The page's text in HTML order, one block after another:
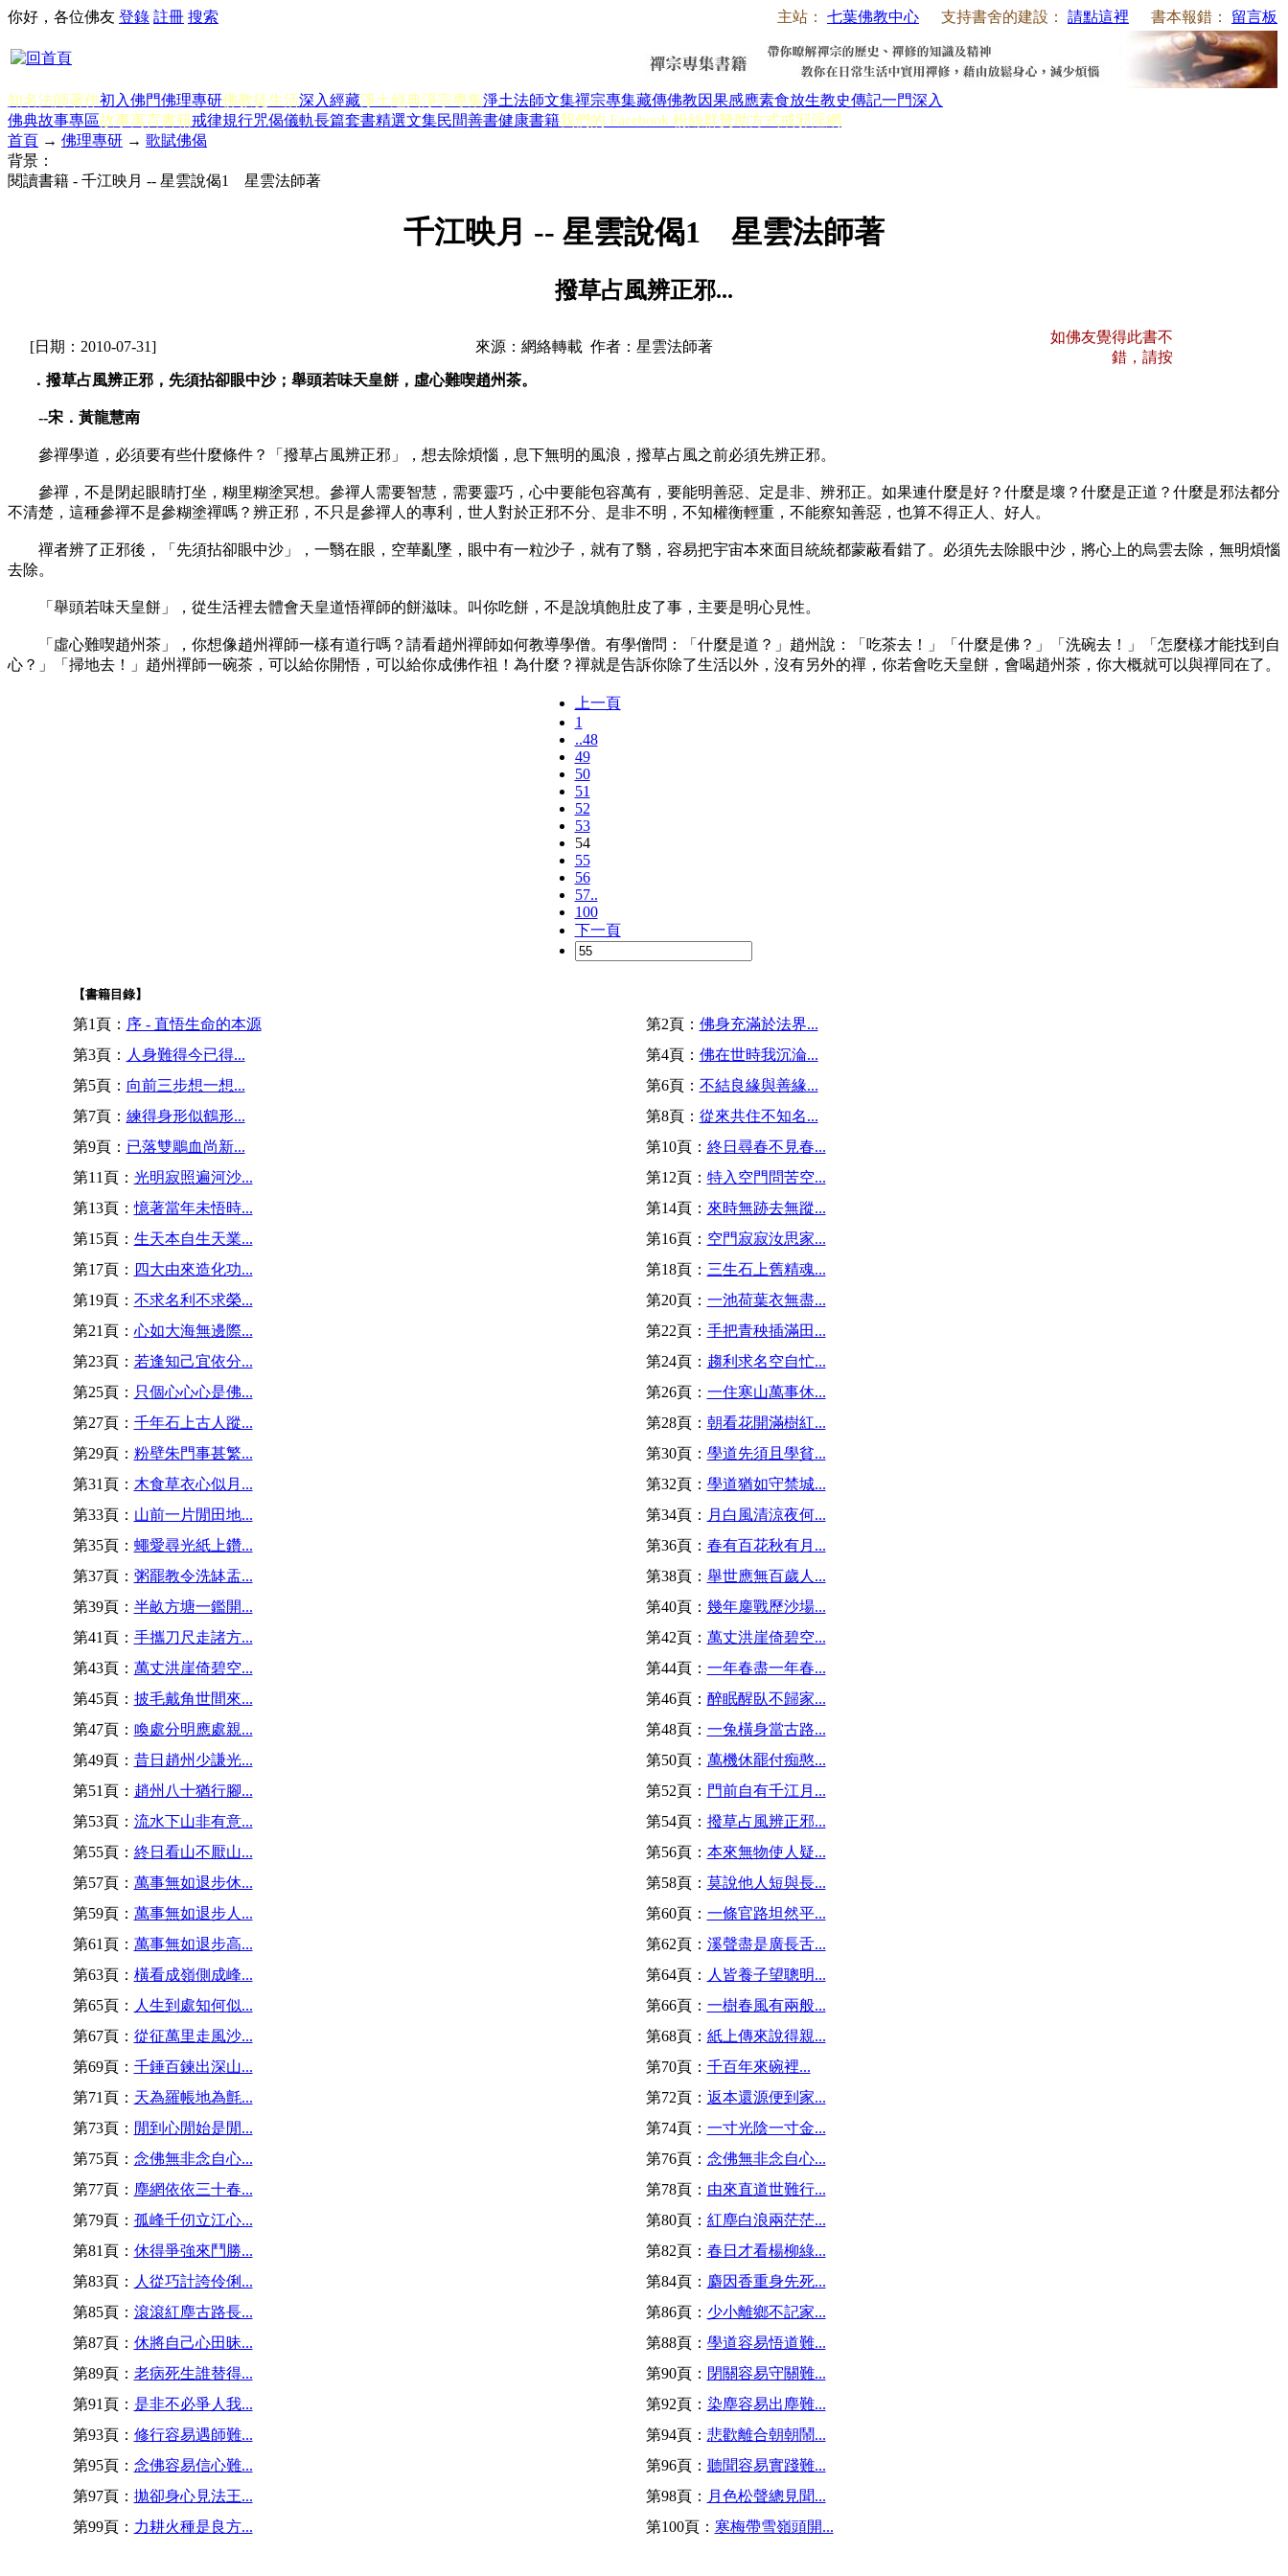
主站： 七葉佛教中心 支持書舍的建設： 請點這裡 書本報錯： 留言板
你好，各位佛友 登錄 註冊 搜索
知名法師著作初入佛門佛理專研佛教徒生活深入經藏淨土經典淨宗專集淨土法師文集禪宗專集藏傳佛教因果感應素食放生教史傳記一門深入
佛典故事專區故事寓言書籍戒律規行咒偈儀軌長篇套書精選文集民間善書健康書籍我們的 Facebook 粉絲群贊助方式戒邪淫網
首頁 → 佛理專研 → 歌賦佛偈
背景：
閱讀書籍 - 千江映月 -- 星雲說偈1 星雲法師著
千江映月 -- 星雲說偈1 星雲法師著
撥草占風辨正邪...
[日期：2010-07-31] 來源：網絡轉載 作者：星雲法師著
如佛友覺得此書不
錯，請按
．撥草占風辨正邪，先須拈卻眼中沙；舉頭若味天皇餅，虛心難喫趙州茶。
--宋．黃龍慧南
參禪學道，必須要有些什麼條件？「撥草占風辨正邪」，想去除煩惱，息下無明的風浪，撥草占風之前必須先辨正邪。
參禪，不是閉起眼睛打坐，糊里糊塗冥想。參禪人需要智慧，需要靈巧，心中要能包容萬有，要能明善惡、定是非、辨邪正。如果連什麼是好？什麼是壞？什麼是正道？什麼是邪法都分
不清楚，這種參禪不是參糊塗禪嗎？辨正邪，不只是參禪人的專利，世人對於正邪不分、是非不明，不知權衡輕重，不能察知善惡，也算不得正人、好人。
禪者辨了正邪後，「先須拈卻眼中沙」，一翳在眼，空華亂墜，眼中有一粒沙子，就有了翳，容易把宇宙本來面目統統都蒙蔽看錯了。必須先去除眼中沙，將心上的烏雲去除，無明煩惱
去除。
「舉頭若味天皇餅」，從生活裡去體會天皇道悟禪師的餅滋味。叫你吃餅，不是說填飽肚皮了事，主要是明心見性。
「虛心難喫趙州茶」，你想像趙州禪師一樣有道行嗎？請看趙州禪師如何教導學僧。有學僧問：「什麼是道？」趙州說：「吃茶去！」「什麼是佛？」「洗碗去！」「怎麼樣才能找到自
心？」「掃地去！」趙州禪師一碗茶，可以給你開悟，可以給你成佛作祖！為什麼？禪就是告訴你除了生活以外，沒有另外的禪，你若會吃天皇餅，會喝趙州茶，你大概就可以與禪同在了。
上一頁
1
..48
49
50
51
52
53
54
55
56
57..
100
下一頁
【書籍目錄】
第1頁： 序 - 直悟生命的本源 第2頁： 佛身充滿於法界...
第3頁： 人身難得今已得... 第4頁： 佛在世時我沉淪...
第5頁： 向前三步想一想... 第6頁： 不結良緣與善緣...
第7頁： 練得身形似鶴形... 第8頁： 從來共住不知名...
第9頁： 已落雙鵰血尚新... 第10頁： 終日尋春不見春...
第11頁： 光明寂照遍河沙... 第12頁： 特入空門問苦空...
第13頁：憶著當年未悟時... 第14頁： 來時無跡去無蹤...
第15頁： 生天本自生天業... 第16頁： 空門寂寂汝思家...
第17頁： 四大由來造化功... 第18頁： 三生石上舊精魂...
第19頁： 不求名利不求榮... 第20頁： 一池荷葉衣無盡...
第21頁： 心如大海無邊際... 第22頁： 手把青秧插滿田...
第23頁： 若逢知己宜依分... 第24頁： 趨利求名空自忙...
第25頁： 只個心心心是佛... 第26頁： 一住寒山萬事休...
第27頁： 千年石上古人蹤... 第28頁： 朝看花開滿樹紅...
第29頁： 粉壁朱門事甚繁... 第30頁： 學道先須且學貧...
第31頁： 木食草衣心似月... 第32頁： 學道猶如守禁城...
第33頁： 山前一片閒田地... 第34頁： 月白風清涼夜何...
第35頁： 蠅愛尋光紙上鑽... 第36頁： 春有百花秋有月...
第37頁： 粥罷教令洗缽盂... 第38頁： 舉世應無百歲人...
第39頁： 半畝方塘一鑑開... 第40頁： 幾年鏖戰歷沙場...
第41頁： 手攜刀尺走諸方... 第42頁： 萬丈洪崖倚碧空...
第43頁： 萬丈洪崖倚碧空... 第44頁： 一年春盡一年春...
第45頁： 披毛戴角世間來... 第46頁： 醉眠醒臥不歸家...
第47頁： 喚處分明應處親... 第48頁： 一兔橫身當古路...
第49頁： 昔日趙州少謙光... 第50頁： 萬機休罷付痴憨...
第51頁： 趙州八十猶行腳... 第52頁： 門前自有千江月...
第53頁： 流水下山非有意... 第54頁： 撥草占風辨正邪...
第55頁： 終日看山不厭山... 第56頁： 本來無物使人疑...
第57頁： 萬事無如退步休... 第58頁： 莫說他人短與長...
第59頁： 萬事無如退步人... 第60頁： 一條官路坦然平...
第61頁： 萬事無如退步高... 第62頁： 溪聲盡是廣長舌...
第63頁： 橫看成嶺側成峰... 第64頁： 人皆養子望聰明...
第65頁： 人生到處知何似... 第66頁： 一樹春風有兩般...
第67頁： 從征萬里走風沙... 第68頁： 紙上傳來說得親...
第69頁： 千錘百鍊出深山... 第70頁： 千百年來碗裡...
第71頁： 天為羅帳地為氈... 第72頁： 返本還源便到家...
第73頁： 閒到心閒始是閒... 第74頁： 一寸光陰一寸金...
第75頁： 念佛無非念自心... 第76頁： 念佛無非念自心...
第77頁： 塵網依依三十春... 第78頁： 由來直道世難行...
第79頁： 孤峰千仞立江心... 第80頁： 紅塵白浪兩茫茫...
第81頁： 休得爭強來鬥勝... 第82頁： 春日才看楊柳綠...
第83頁： 人從巧計誇伶俐... 第84頁： 麝因香重身先死...
第85頁： 滾滾紅塵古路長... 第86頁： 少小離鄉不記家...
第87頁： 休將自己心田昧... 第88頁： 學道容易悟道難...
第89頁： 老病死生誰替得... 第90頁： 閉關容易守關難...
第91頁： 是非不必爭人我... 第92頁： 染塵容易出塵難...
第93頁： 修行容易遇師難... 第94頁： 悲歡離合朝朝鬧...
第95頁： 念佛容易信心難... 第96頁： 聽聞容易實踐難...
第97頁： 拋卻身心見法王... 第98頁： 月色松聲總見聞...
第99頁： 力耕火種是良方... 第100頁： 寒梅帶雪嶺頭開...